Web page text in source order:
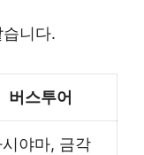
니다.
버스투어
야마, 금각